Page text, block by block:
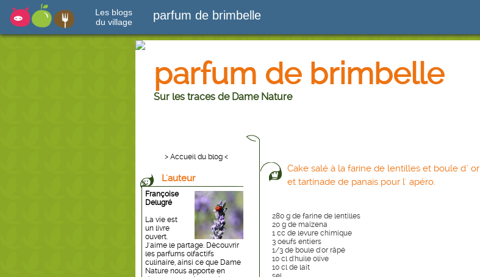
Les blogs
du village
parfum de brimbelle
parfum de brimbelle
Sur les traces de Dame Nature
> Accueil du blog <
L'auteur
Françoise
Delugré
La vie est
un livre
ouvert.
J'aime le partage. Découvrir
les parfums olfactifs
culinaire, ainsi ce que Dame
Nature nous apporte en
Cake salé à la farine de lentilles et boule d" or
et tartinade de panais pour l' apéro.
280 g de farine de lentilles
20 g de maïzena
1 cc de levure chimique
3 oeufs entiers
1/3 de boule d'or râpé
10 cl d'huile olive
10 cl de lait